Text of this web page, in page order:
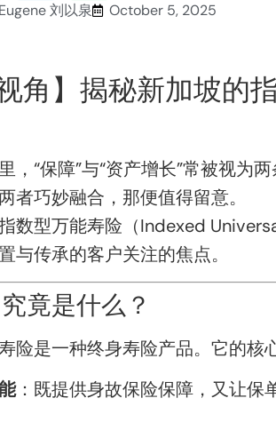
刘以泉 October 5, 2025
视角】揭秘新加坡的
，“保障”与“资产增长”常被视为
者巧妙融合，那便值得留意。
数型万能寿险（Indexed
与传承的客户关注的焦点。
竟是什么？
险是一种终身寿险产品。它的核
：既提供身故保险保障，又让保